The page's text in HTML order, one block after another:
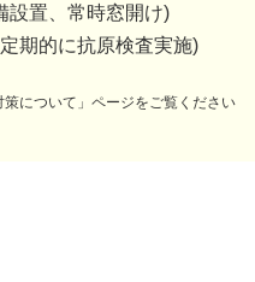
置、常時窓開け)
期的に抗原検査実施)
について」ページをご覧ください